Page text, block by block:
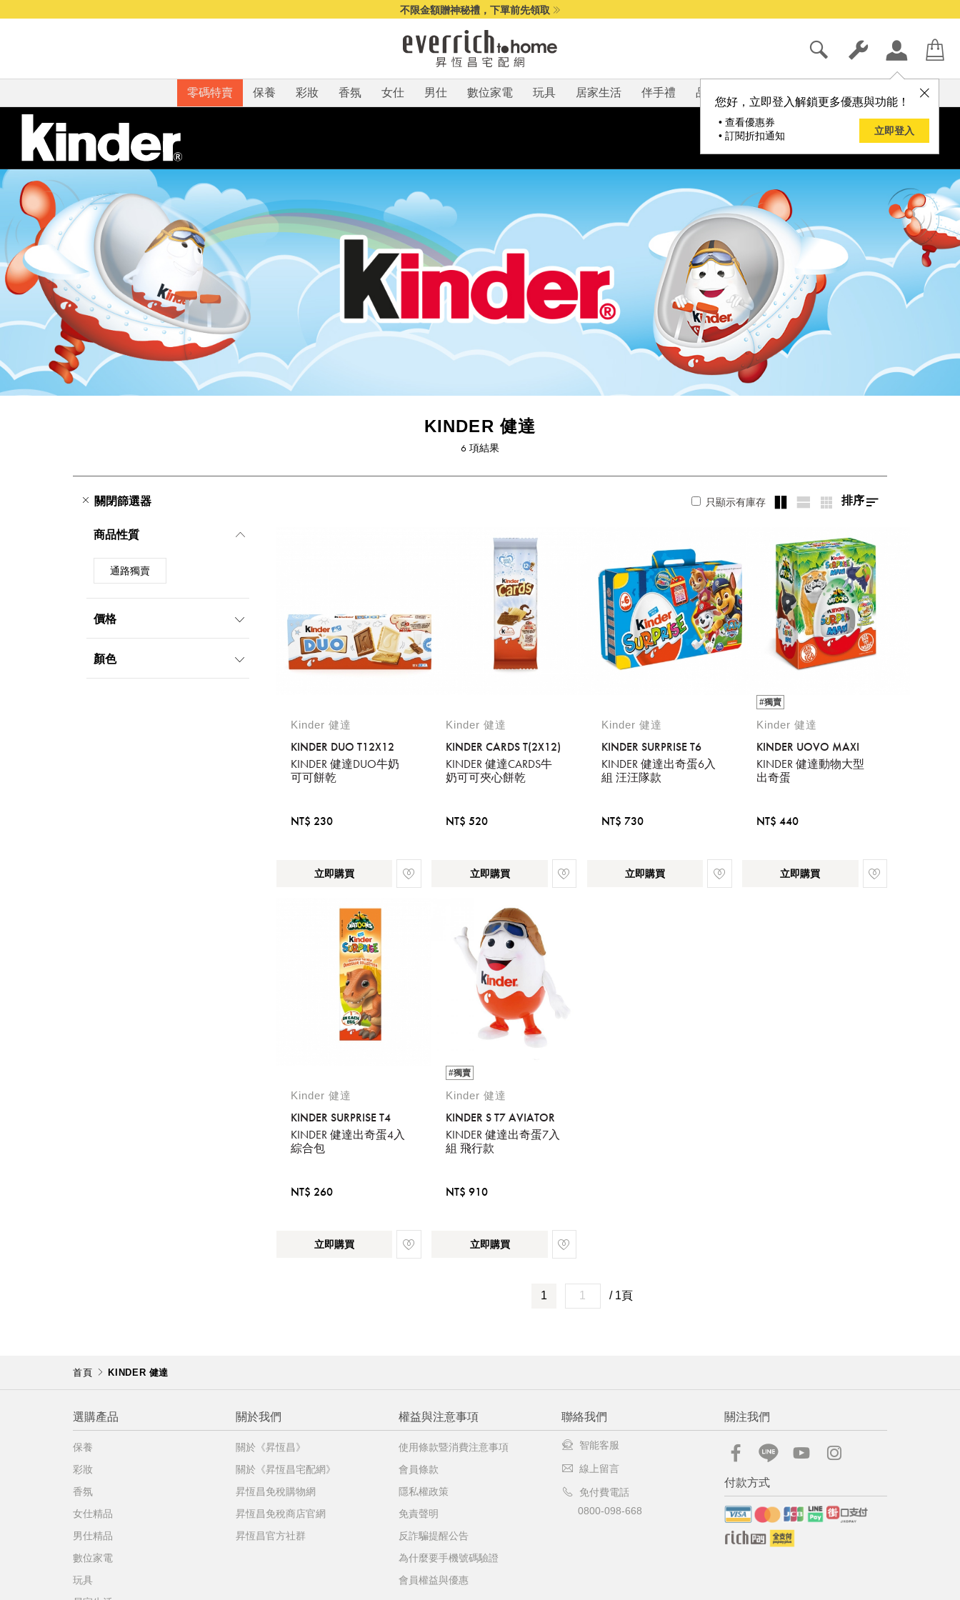
不限金額贈神秘禮，下單前先領取
您好，立即登入解鎖更多優惠與功能！
• 查看優惠券
• 訂閱折扣通知
立即登入
零碼特賣 保養 彩妝 香氛 女仕 男仕 數位家電 玩具 居家生活 伴手禮 品牌
KINDER 健達
6 項結果
關閉篩選器 只顯示有庫存 排序
商品性質
通路獨賣
價格
999元以下
顏色
Kinder 健達
KINDER DUO T12X12
KINDER 健達DUO牛奶
可可餅乾
NT$ 230
立即購買
Kinder 健達
KINDER CARDS T(2X12)
KINDER 健達CARDS牛
奶可可夾心餅乾
NT$ 520
立即購買
Kinder 健達
KINDER SURPRISE T6
KINDER 健達出奇蛋6入
組 汪汪隊款
NT$ 730
立即購買
#獨賣
Kinder 健達
KINDER UOVO MAXI
KINDER 健達動物大型
出奇蛋
NT$ 440
立即購買
Kinder 健達
KINDER SURPRISE T4
KINDER 健達出奇蛋4入
綜合包
NT$ 260
立即購買
#獨賣
Kinder 健達
KINDER S T7 AVIATOR
KINDER 健達出奇蛋7入
組 飛行款
NT$ 910
立即購買
1 / 1頁
首頁 KINDER 健達
選購產品
保養
彩妝
香氛
女仕精品
男仕精品
數位家電
玩具
關於我們
關於《昇恆昌》
關於《昇恆昌宅配網》
昇恆昌免稅購物網
昇恆昌免稅商店官網
昇恆昌官方社群
權益與注意事項
使用條款暨消費注意事項
會員條款
隱私權政策
免責聲明
反詐騙提醒公告
為什麼要手機號碼驗證
會員權益與優惠
聯絡我們
智能客服
線上留言
免付費電話
0800-098-668
關注我們
付款方式